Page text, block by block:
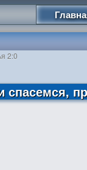
2:0
спасемся,